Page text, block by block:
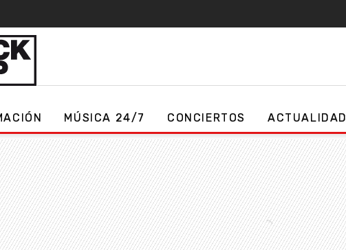
MÚSICA 24/7 CONCIERTOS ACTUALIDAD